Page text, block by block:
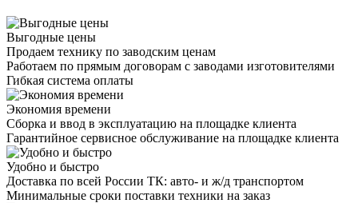
Выгодные цены
Продаем технику по заводским ценам
Работаем по прямым договорам с заводами изготовителями
Гибкая система оплаты
Экономия времени
Сборка и ввод в эксплуатацию на площадке клиента
Гарантийное сервисное обслуживание на площадке клиента
Удобно и быстро
Доставка по всей России ТК: авто- и ж/д транспортом
Минимальные сроки поставки техники на заказ